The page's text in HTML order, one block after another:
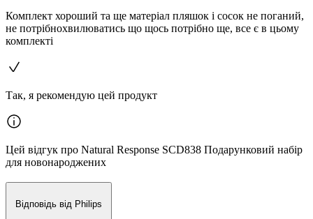
Комплект хороший та ще матеріал пляшок і сосок не поганий,
не потрібнохвилюватись що щось потрібно ще, все є в цьому
комплекті
Так, я рекомендую цей продукт
Цей відгук про Natural Response SCD838 Подарунковий набір
для новонароджених
Відповідь від Philips